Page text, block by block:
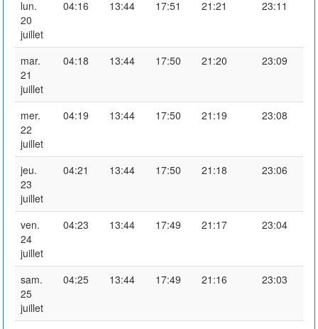
lun.
20
juillet
04:16 13:44 17:51 21:21 23:11
mar.
21
juillet
04:18 13:44 17:50 21:20 23:09
mer.
22
juillet
04:19 13:44 17:50 21:19 23:08
jeu.
23
juillet
04:21 13:44 17:50 21:18 23:06
ven.
24
juillet
04:23 13:44 17:49 21:17 23:04
sam.
25
juillet
04:25 13:44 17:49 21:16 23:03